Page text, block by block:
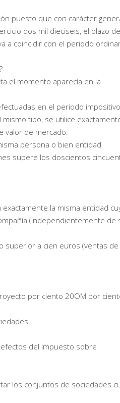
puesto que con carácter
dos mil dieciseis, el plazo de
a coincidir con el periodo
el momento aparecía en la
en el periodo impositivo
tipo, se utilice
valor de mercado.
persona o bien entidad
supere los doscientos
la misma entidad
(independientemente de
superior a cien euros (ventas de
por ciento 20OM por
del Impuesto sobre
los conjuntos de sociedades